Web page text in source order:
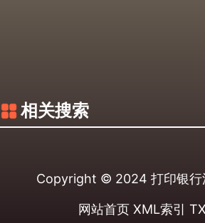
相关搜索
Copyright © 2024 打印银行
网站首页 XML索引